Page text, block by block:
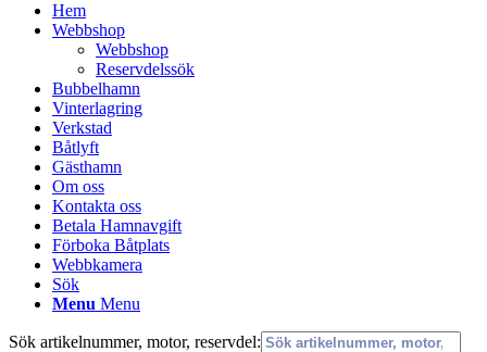
Hem
Webbshop
Webbshop
Reservdelssök
Bubbelhamn
Vinterlagring
Verkstad
Båtlyft
Gästhamn
Om oss
Kontakta oss
Betala Hamnavgift
Förboka Båtplats
Webbkamera
Sök
Menu Menu
Sök artikelnummer, motor, reservdel: